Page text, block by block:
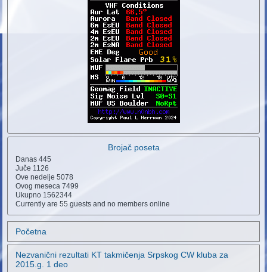
Brojač poseta
Danas445
Juče 1126
Ove nedelje5078
Ovog meseca7499
Ukupno 1562344
Currently are 55 guests and no members online
Početna
Nezvanični rezultati KT takmičenja Srpskog CW kluba za
2015.g. 1 deo